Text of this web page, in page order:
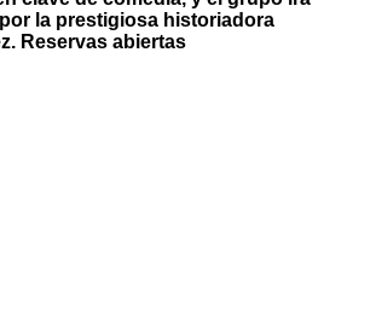
la prestigiosa historiadora
Reservas abiertas